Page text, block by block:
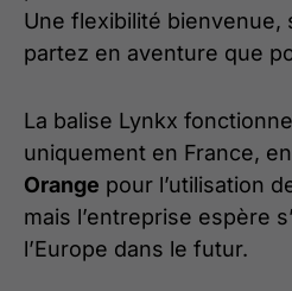
Une flexibilité bienvenue,
partez en aventure que
La balise Lynkx
uniquement en France,
Orange pour l’utilisation
mais l’entreprise espère
l’Europe dans le futur.